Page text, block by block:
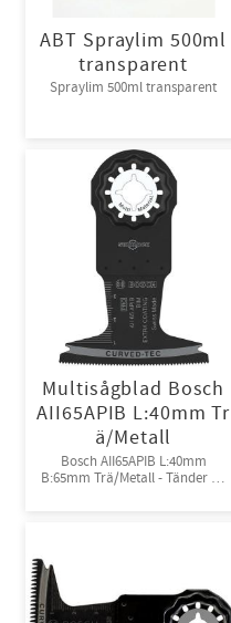
ABT Spraylim 500ml
transparent
Spraylim 500ml transparent
Multisågblad Bosch
AII65APIB L:40mm Tr
ä/Metall
Bosch AII65APIB L:40mm
B:65mm Trä/Metall - Tänder av